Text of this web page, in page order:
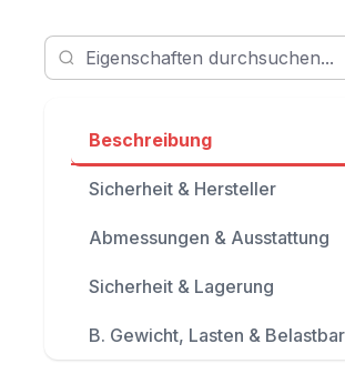
Beschreibung
Sicherheit & Hersteller
Abmessungen & Ausstattung
Sicherheit & Lagerung
B. Gewicht, Lasten &